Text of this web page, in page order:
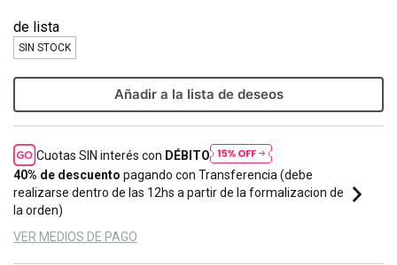
SIN STOCK
Añadir a la lista de deseos
Cuotas SIN interés con DÉBITO
40% de descuento pagando con Transferencia (debe
realizarse dentro de las 12hs a partir de la formalizacion de
la orden)
VER MEDIOS DE PAGO